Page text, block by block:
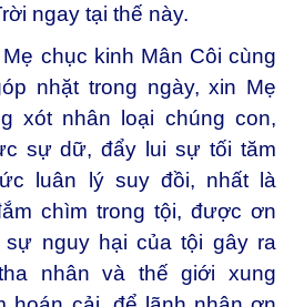
ngay tại thế này.
chục kinh Mân Côi cùng
nhặt trong ngày, xin Mẹ
xót nhân loại chúng con,
sự dữ, đẩy lui sự tối tăm
luân lý suy đồi, nhất là
chìm trong tội, được ơn
nguy hại của tội gây ra
nhân và thế giới xung